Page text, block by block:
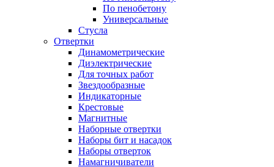
По пенобетону
Универсальные
Стусла
Отвертки
Динамометрические
Диэлектрические
Для точных работ
Звездообразные
Индикаторные
Крестовые
Магнитные
Наборные отвертки
Наборы бит и насадок
Наборы отверток
Намагничиватели